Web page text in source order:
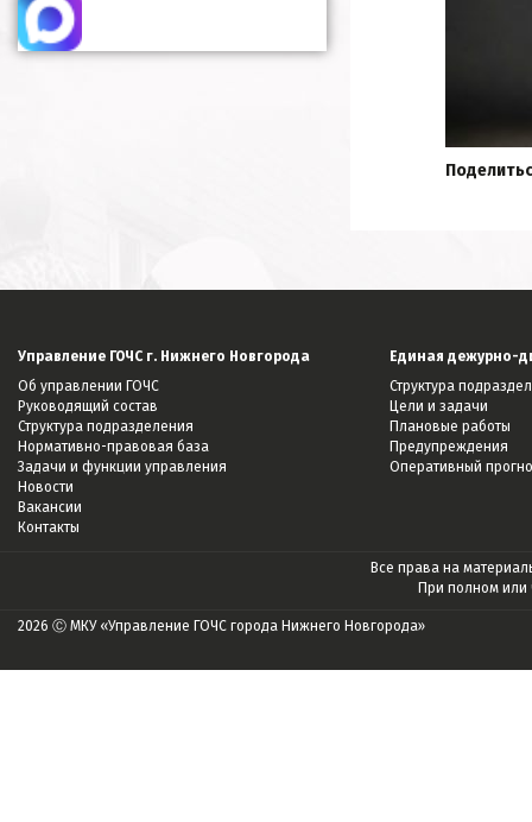
Управление ГОЧС г. Нижнего Новгорода
Об управлении ГОЧС
Руководящий состав
Структура подразделения
Нормативно-правовая база
Задачи и функции управления
Новости
Вакансии
Контакты
Единая дежурно-
Структура
Цели и задачи
Плановые работы
Предупреждения
Оперативный
Все права на
При полном или
2026 Ⓒ МКУ «Управление ГОЧС города Нижнего Новгорода»